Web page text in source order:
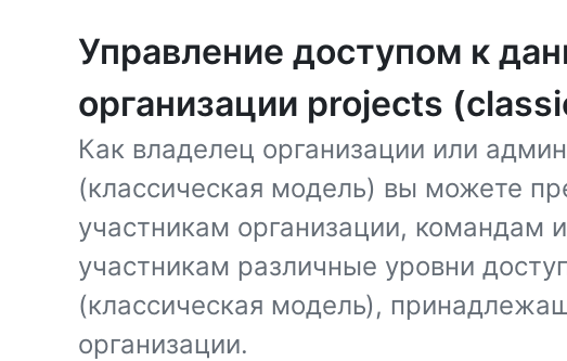
Управление доступом к
организации projects
Как владелец организации или
(классическая модель) вы можете
участникам организации, командам
участникам различные уровни
(классическая модель),
организации.